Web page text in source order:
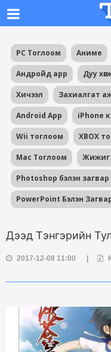
PC Тоглоом Аниме
Андройд app Дуу
Хичээл Захиалгат
Android App iPhone
Wii тоглоом XBOX
Mac Тоглоом Жижиг
Photoshop бэлэн загвар
PowerPoint Бэлэн
Дээд Тэнгэрийн
2017-12-08 11:00